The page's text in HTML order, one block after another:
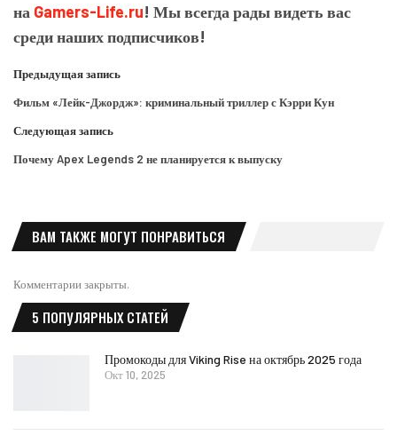
на Gamers-Life.ru! Мы всегда рады видеть вас
среди наших подписчиков!
Предыдущая запись
Фильм «Лейк-Джордж»: криминальный триллер с Кэрри Кун
Следующая запись
Почему Apex Legends 2 не планируется к выпуску
ВАМ ТАКЖЕ МОГУТ ПОНРАВИТЬСЯ
Комментарии закрыты.
5 ПОПУЛЯРНЫХ СТАТЕЙ
Промокоды для Viking Rise на октябрь 2025 года
Окт 10, 2025